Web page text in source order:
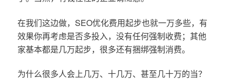
在我们这边做，SEO优化费用起步也就一万多些，有
效果你再考虑是否多投入，没有任何强制收费；其他
家基本都是几万起步，很多还有捆绑强制消费。
为什么很多人会上几万、十几万、甚至几十万的当？